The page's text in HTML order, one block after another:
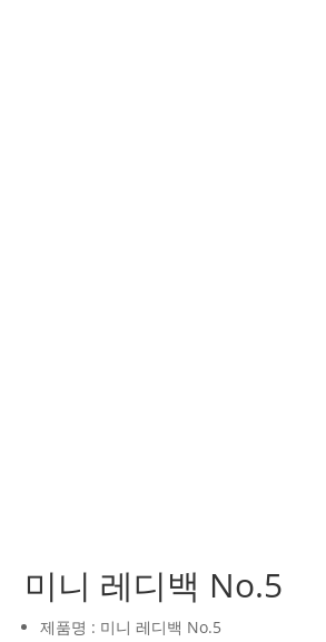
미니 레디백 No.5
제품명 : 미니 레디백 No.5